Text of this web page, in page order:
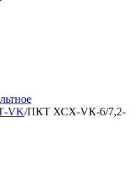
VK/ПКТ ХСХ-VК-6/7,2-